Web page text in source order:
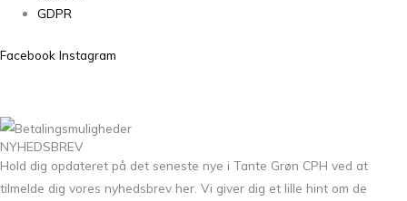
GDPR
Facebook Instagram
NYHEDSBREV
Hold dig opdateret på det seneste nye i Tante Grøn CPH ved at
tilmelde dig vores nyhedsbrev her. Vi giver dig et lille hint om de